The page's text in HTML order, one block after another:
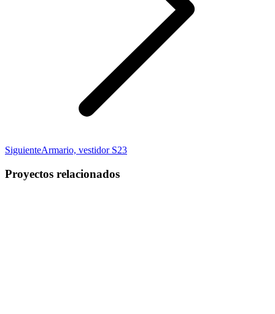
SiguienteProyecto
Armario, vestidor S23
Proyectos relacionados